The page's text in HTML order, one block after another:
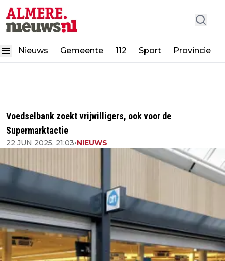
Nieuws Gemeente 112 Sport Provincie
Voedselbank zoekt vrijwilligers, ook voor de
Supermarktactie
22 JUN 2025, 21:03•NIEUWS